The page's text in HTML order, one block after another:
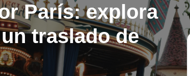
París: explora
traslado de